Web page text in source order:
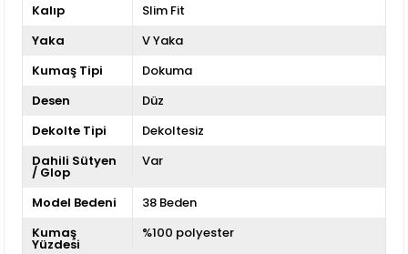
Kalıp
Slim Fit
Yaka
V Yaka
Kumaş Tipi
Dokuma
Desen
Düz
Dekolte Tipi
Dekoltesiz
Dahili Sütyen
/ Glop
Var
Model Bedeni
38 Beden
Kumaş
Yüzdesi
%100 polyester